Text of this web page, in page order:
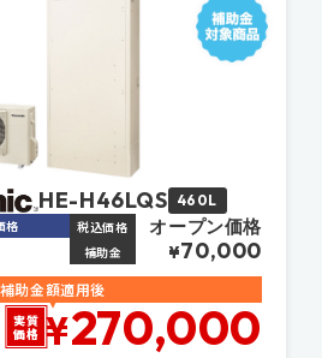
HE-H46LQS 460L
格 税込価格 オープン価格
補助金 ¥70,000
補助金額適用後
実質
価格 ¥270,000